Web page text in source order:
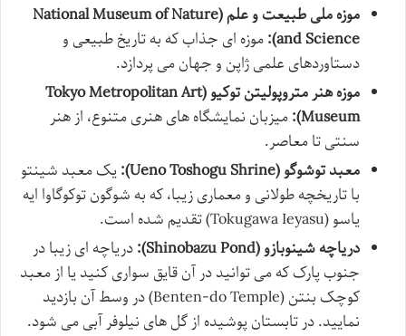
موزه ملی طبیعت و علم (National Museum of Nature
and Science): موزه ای جذاب که به تاریخ طبیعی و
دستاوردهای علمی ژاپن و جهان می پردازد.
موزه هنر متروپولیتن توکیو (Tokyo Metropolitan Art
Museum): میزبان نمایشگاه های هنری متنوع، از هنر
سنتی تا معاصر.
معبد توشوگو (Ueno Toshogu Shrine):
یک معبد شینتو
با تاریخچه طولانی و معماری زیبا، که به شوگون توکوگاوا ایه
یاسو (Tokugawa Ieyasu) تقدیم شده است.
دریاچه شینوبازو (Shinobazu Pond):
دریاچه ای زیبا در
جنوب پارک که می توانید در آن قایق سواری کنید یا از معبد
کوچک بنتن (Benten-do Temple) در وسط آن بازدید
نمایید. در تابستان پوشیده از گل های نیلوفر آبی می شود.